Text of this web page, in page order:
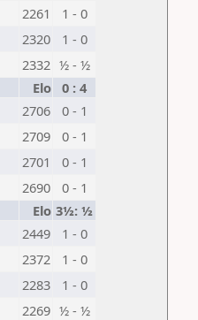
2261
1 - 0
2320
1 - 0
2332 ½ - ½
Elo 0 : 4
2706
0 - 1
2709
0 - 1
2701
0 - 1
2690
0 - 1
Elo 3½: ½
2449
1 - 0
2372
1 - 0
2283
1 - 0
2269 ½ - ½